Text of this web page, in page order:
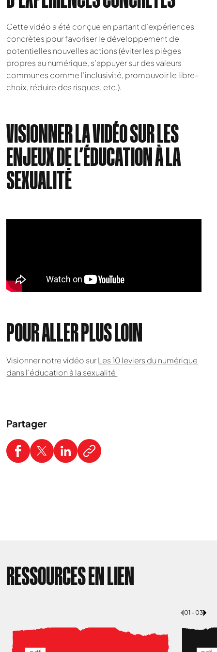
Cette vidéo a été conçue en partant d’expériences
concrètes pour favoriser le développement de
potentielles nouvelles actions (éviter les pièges
propres au numérique, s’appuyer sur des valeurs
communes comme l’inclusivité, promouvoir le libre-
choix, réduire des risques, etc.).
VISIONNER LA VIDÉO SUR LES
ENJEUX DE L’ÉDUCATION À LA
SEXUALITÉ
POUR ALLER PLUS LOIN
Visionner notre vidéo surLes 10 leviers du numérique
dans l’éducation à la sexualité
Partager
RESSOURCES EN LIEN
01 - 03
demandé....